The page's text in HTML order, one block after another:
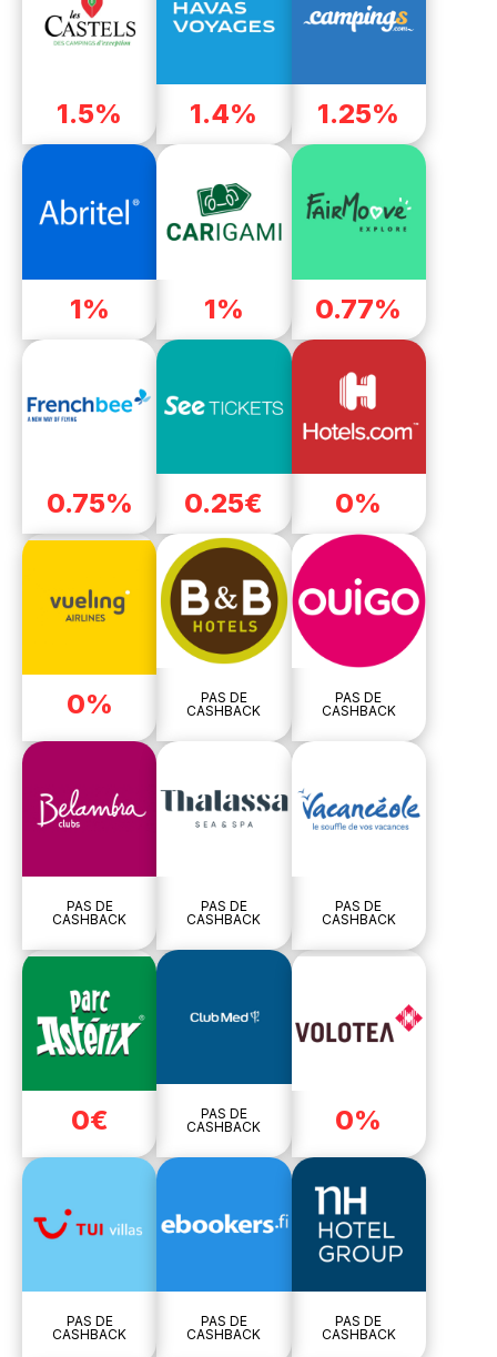
1.5% 1.4% 1.25%
1% 1% 0.77%
0.75% 0.25€ 0%
0%
PAS DE
CASHBACK
PAS DE
CASHBACK
PAS DE
CASHBACK
PAS DE
CASHBACK
PAS DE
CASHBACK
0€
PAS DE
CASHBACK
0%
PAS DE
CASHBACK
PAS DE
CASHBACK
PAS DE
CASHBACK